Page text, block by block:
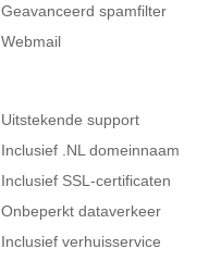
Geavanceerd spamfilter
Webmail
Uitstekende support
Inclusief .NL domeinnaam
Inclusief SSL-certificaten
Onbeperkt dataverkeer
Inclusief verhuisservice